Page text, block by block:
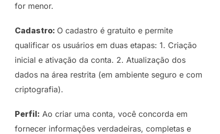
for menor.
Cadastro: O cadastro é gratuito e permite
qualificar os usuários em duas etapas: 1. Criação
inicial e ativação da conta. 2. Atualização dos
dados na área restrita (em ambiente seguro e com
criptografia).
Perfil: Ao criar uma conta, você concorda em
fornecer informações verdadeiras, completas e